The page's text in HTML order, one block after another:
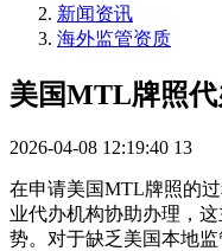
新闻资讯
海外监管资质
美国MTL牌照
2026-04-08 12:19:40 13
在申请美国MTL牌照的
业代办机构协助办理，
势。对于缺乏美国本地